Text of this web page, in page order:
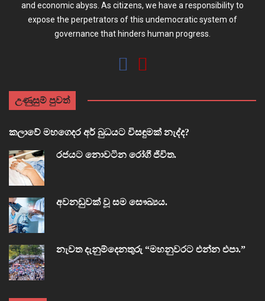
and economic abyss. As citizens, we have a responsibility to
expose the perpetrators of this undemocratic system of
governance that hinders human progress.
උණුසුම් පුවත්
කලාවේ මහගෙදර අර් බුධයට විසඳුමක් නැද්ද?
රජයට නොවටින රෝගී ජීවිත.
අවනඩුවක් වූ සම සෞඛ්‍යය.
නැවත දැනුම්දෙනතුරු “මහනුවරට එන්න එපා.”